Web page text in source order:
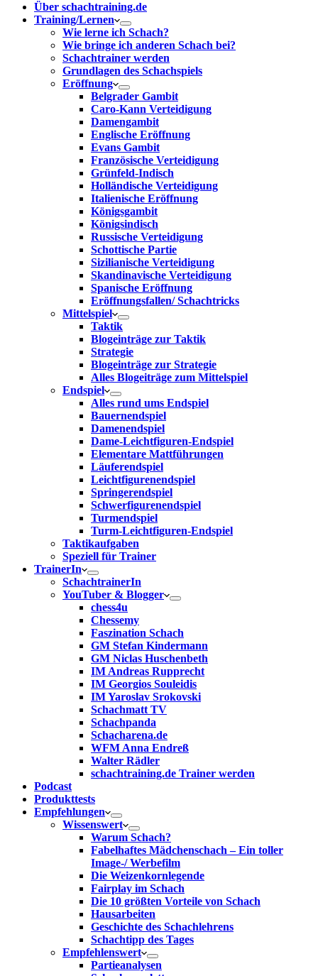
Über schachtraining.de
Training/Lernen
Wie lerne ich Schach?
Wie bringe ich anderen Schach bei?
Schachtrainer werden
Grundlagen des Schachspiels
Eröffnung
Belgrader Gambit
Caro-Kann Verteidigung
Damengambit
Englische Eröffnung
Evans Gambit
Französische Verteidigung
Grünfeld-Indisch
Holländische Verteidigung
Italienische Eröffnung
Königsgambit
Königsindisch
Russische Verteidigung
Schottische Partie
Sizilianische Verteidigung
Skandinavische Verteidigung
Spanische Eröffnung
Eröffnungsfallen/ Schachtricks
Mittelspiel
Taktik
Blogeinträge zur Taktik
Strategie
Blogeinträge zur Strategie
Alles Blogeiträge zum Mittelspiel
Endspiel
Alles rund ums Endspiel
Bauernendspiel
Damenendspiel
Dame-Leichtfiguren-Endspiel
Elementare Mattführungen
Läuferendspiel
Leichtfigurenendspiel
Springerendspiel
Schwerfigurenendspiel
Turmendspiel
Turm-Leichtfiguren-Endspiel
Taktikaufgaben
Speziell für Trainer
TrainerIn
SchachtrainerIn
YouTuber & Blogger
chess4u
Chessemy
Faszination Schach
GM Stefan Kindermann
GM Niclas Huschenbeth
IM Andreas Rupprecht
IM Georgios Souleidis
IM Yaroslav Srokovski
Schachmatt TV
Schachpanda
Schacharena.de
WFM Anna Endreß
Walter Rädler
schachtraining.de Trainer werden
Podcast
Produkttests
Empfehlungen
Wissenswert
Warum Schach?
Fabelhaftes Mädchenschach – Ein toller
Image-/ Werbefilm
Die Weizenkornlegende
Fairplay im Schach
Die 10 größten Vorteile von Schach‎
Hausarbeiten
Geschichte des Schachlehrens
Schachtipp des Tages
Empfehlenswert
Partieanalysen